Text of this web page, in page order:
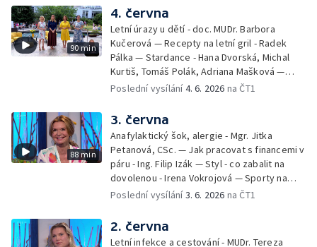
slavnosti – Jiří Krhut, hudebník — Vaření:
letní párty s přáteli – Pavla Pavelková —
Festival v ulicích – Petra Hradilová — Muzejní
noc
90 min
4. června
Letní úrazy u dětí - doc. MUDr. Barbora
Kučerová — Recepty na letní gril - Radek
Pálka — Stardance - Hana Dvorská, Michal
Kurtiš, Tomáš Polák, Adriana Mašková —
Debbie — Dětský čin roku — Zooterapie -
Jírová — Patrik Eliáš — Sladké recepty na
léto - Míša Sedláčková
Poslední vysílání4. 6. 2026 na ČT1
88 min
3. června
Anafylaktický šok, alergie - Mgr. Jitka
Petanová, CSc. — Jak pracovat s financemi v
páru - Ing. Filip Izák — Styl - co zabalit na
dovolenou - Irena Vokrojová — Sporty na
léto - paddleboard — Alžběta Jungrová —
Heřmánková, Zdeněk Žák, Josef Vrána
Poslední vysílání3. 6. 2026 na ČT1
2. června
Letní infekce a cestování - MUDr. Tereza